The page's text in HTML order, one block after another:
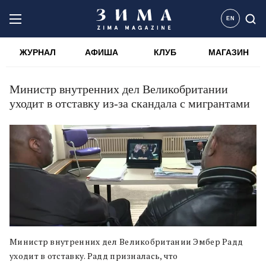
EN
ЖУРНАЛ АФИША КЛУБ МАГАЗИН
Министр внутренних дел Великобритании
уходит в отставку из-за скандала с мигрантами
Министр внутренних дел Великобритании Эмбер Радд
уходит в отставку. Радд призналась, что